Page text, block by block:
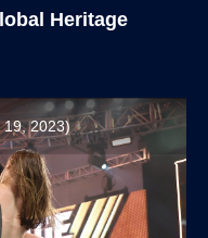
Heritage
19, 2023)